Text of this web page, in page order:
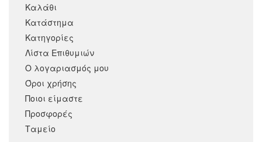
Καλάθι
Κατάστημα
Κατηγορίες
Λίστα Επιθυμιών
Ο λογαριασμός μου
Όροι χρήσης
Ποιοι είμαστε
Προσφορές
Ταμείο